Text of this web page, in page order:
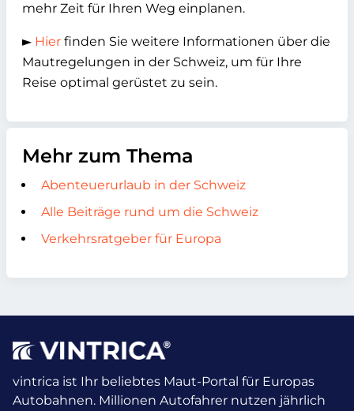
mehr Zeit für Ihren Weg einplanen.
► Hier finden Sie weitere Informationen über die
Mautregelungen in der Schweiz, um für Ihre
Reise optimal gerüstet zu sein.
Mehr zum Thema
Abenteuerurlaub in der Schweiz
Alle Beiträge rund um die Schweiz
Verkehrsratgeber für Europa
vintrica ist Ihr beliebtes Maut-Portal für Europas
Autobahnen. Millionen Autofahrer nutzen jährlich